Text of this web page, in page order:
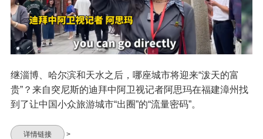
继淄博、哈尔滨和天水之后，哪座城市将迎来“泼天的富
贵”？来自突尼斯的迪拜中阿卫视记者阿思玛在福建漳州找
到了让中国小众旅游城市“出圈”的“流量密码”。
详情链接 >